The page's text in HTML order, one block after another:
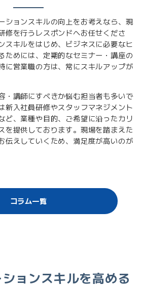
ションスキルの向上をお考えなら、現
修を行うレスポンドへお任せくださ
スキルをはじめ、ビジネスに必要なヒ
ためには、定期的なセミナー・講座の
に営業職の方は、常にスキルアップが
・講師にすべきか悩む担当者も多いで
新入社員研修やスタッフマネジメント
ど、業種や目的、ご希望に沿ったカリ
を提供しております。現場を踏まえた
伝えしていくため、満足度が高いのが
コラム一覧
ョンスキルを高める